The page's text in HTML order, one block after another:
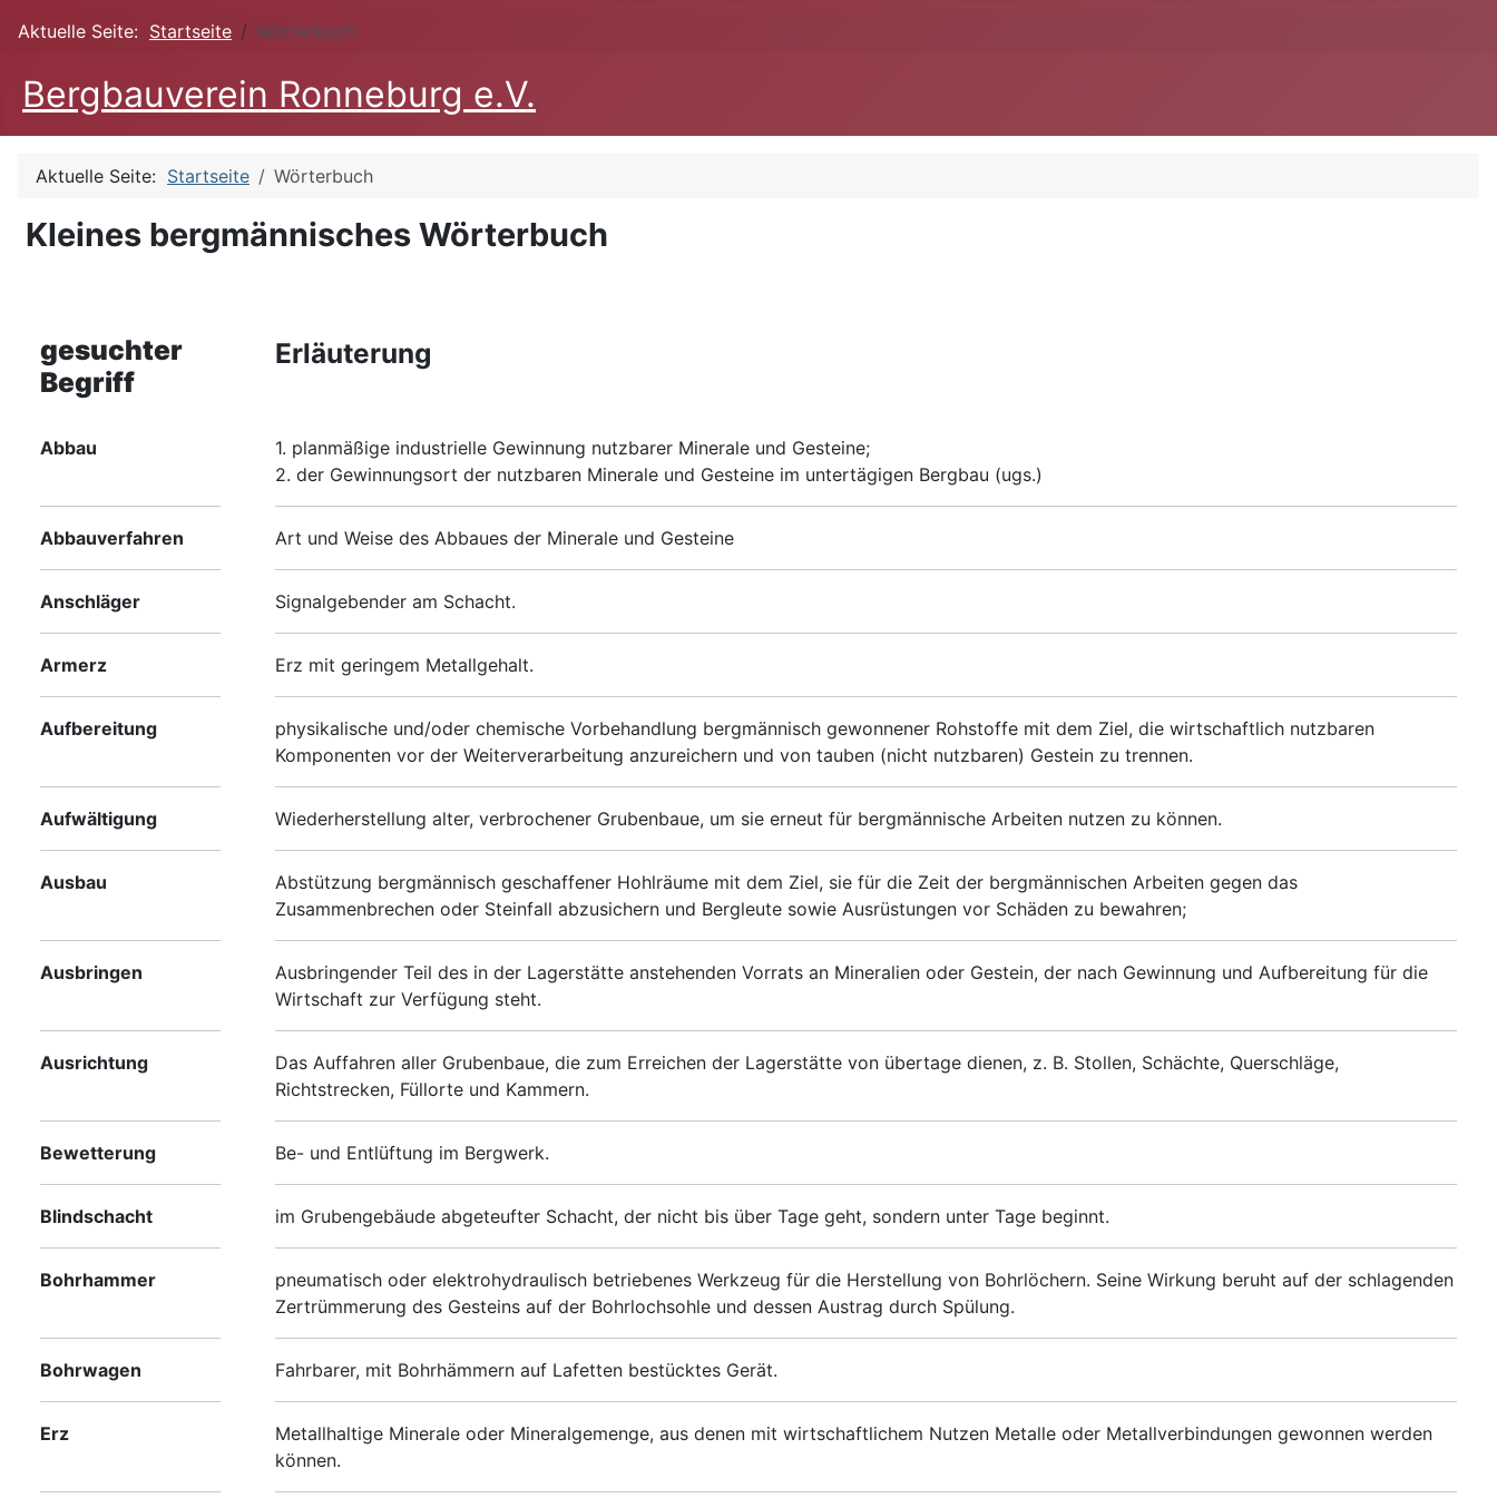
Aktuelle Seite: Startseite Wörterbuch
Bergbauverein Ronneburg e.V.
Aktuelle Seite: Startseite Wörterbuch
Kleines bergmännisches Wörterbuch
gesuchter
Begriff
Erläuterung
Abbau
1. planmäßige industrielle Gewinnung nutzbarer Minerale und Gesteine;
2. der Gewinnungsort der nutzbaren Minerale und Gesteine im untertägigen Bergbau (ugs.)
Abbauverfahren Art und Weise des Abbaues der Minerale und Gesteine
Anschläger Signalgebender am Schacht.
Armerz Erz mit geringem Metallgehalt.
Aufbereitung
physikalische und/oder chemische Vorbehandlung bergmännisch gewonnener Rohstoffe mit dem Ziel, die wirtschaftlich nutzbaren
Komponenten vor der Weiterverarbeitung anzureichern und von tauben (nicht nutzbaren) Gestein zu trennen.
Aufwältigung Wiederherstellung alter, verbrochener Grubenbaue, um sie erneut für bergmännische Arbeiten nutzen zu können.
Ausbau
Abstützung bergmännisch geschaffener Hohlräume mit dem Ziel, sie für die Zeit der bergmännischen Arbeiten gegen das
Zusammenbrechen oder Steinfall abzusichern und Bergleute sowie Ausrüstungen vor Schäden zu bewahren;
Ausbringen
Ausbringender Teil des in der Lagerstätte anstehenden Vorrats an Mineralien oder Gestein, der nach Gewinnung und Aufbereitung für die
Wirtschaft zur Verfügung steht.
Ausrichtung
Das Auffahren aller Grubenbaue, die zum Erreichen der Lagerstätte von übertage dienen, z. B. Stollen, Schächte, Querschläge,
Richtstrecken, Füllorte und Kammern.
Bewetterung Be- und Entlüftung im Bergwerk.
Blindschacht im Grubengebäude abgeteufter Schacht, der nicht bis über Tage geht, sondern unter Tage beginnt.
Bohrhammer
pneumatisch oder elektrohydraulisch betriebenes Werkzeug für die Herstellung von Bohrlöchern. Seine Wirkung beruht auf der schlagenden
Zertrümmerung des Gesteins auf der Bohrlochsohle und dessen Austrag durch Spülung.
Bohrwagen Fahrbarer, mit Bohrhämmern auf Lafetten bestücktes Gerät.
Erz
Metallhaltige Minerale oder Mineralgemenge, aus denen mit wirtschaftlichem Nutzen Metalle oder Metallverbindungen gewonnen werden
können.